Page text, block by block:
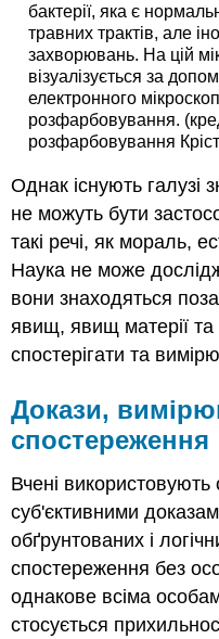
бактерії, яка є
травних трактів, але
захворювань. На цій
візуалізується за
електронного
розфарбовування.
розфарбовування
Однак існують галузі
не можуть бути
такі речі, як мораль,
Наука не може
вони знаходяться
явищ, явищ матерії та
спостерігати та
Докази,
спостереження
Вчені використовують
суб'єктивними
обґрунтованих і
спостереження без
однакове всіма
стосується